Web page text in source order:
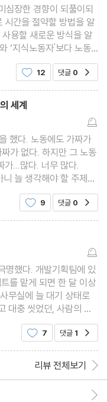
기
심장한 경향이 되풀이되
시간을 절약할 방법을 알
용할 새로운 방식을 알
‘지식노동자'보다 노동
12 댓글 0
세계
도 가짜가
가...많다. 너무 많다.
늘 생각해야 할 주제를
던지고 있다. 바쁘게
9 댓글 0
명했다. 개발기획팀에 있
를 맡게 되면 한 달 이상
무실에 늘 대기 상태로
대충 씻었던, 사람의 면
젝트가 끝나면 끝난 기념
는.
7 댓글 1
리뷰 전체보기